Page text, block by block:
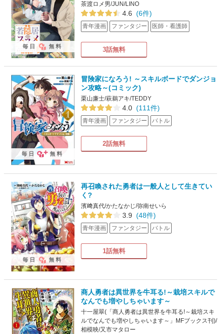
茶渡ロメ男/JUN/LINO
4.6 (6件)
青年漫画 ファンタジー 医師・看護師
3話無料
毎日 無料
冒険家になろう! ～スキルボードでダンジョ
ン攻略～(コミック)
栗山廉士/萩鵜アキ/TEDDY
4.0 (111件)
青年漫画 ファンタジー バトル
2話無料
毎日 無料
再召喚された勇者は一般人として生きてい
く?
濱﨑真代/かたなかじ/弥南せいら
3.9 (48件)
青年漫画 ファンタジー バトル
1話無料
毎日 無料
商人勇者は異世界を牛耳る!～栽培スキルで
なんでも増やしちゃいます～
十一屋翠(「商人勇者は異世界を牛耳る!～栽培スキ
ルでなんでも増やしちゃいます～」MFブックス刊)/
相模映/又市マタロー